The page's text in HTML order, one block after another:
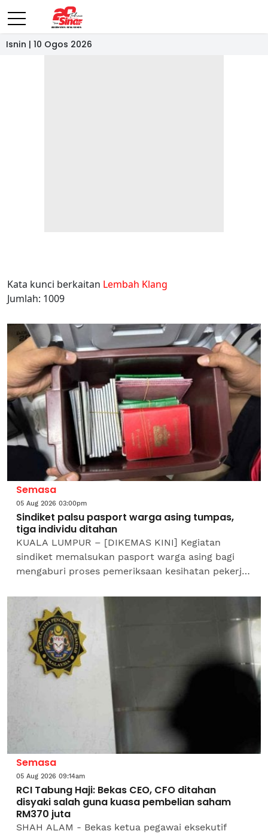
Isnin | 10 Ogos 2026
Kata kunci berkaitan Lembah Klang
Jumlah: 1009
Semasa
05 Aug 2026 03:00pm
Sindiket palsu pasport warga asing tumpas,
tiga individu ditahan
KUALA LUMPUR – [DIKEMAS KINI] Kegiatan
sindiket memalsukan pasport warga asing bagi
mengaburi proses pemeriksaan kesihatan pekerja
Malaysia (JIM) menahan...
Semasa
05 Aug 2026 09:14am
RCI Tabung Haji: Bekas CEO, CFO ditahan
disyaki salah guna kuasa pembelian saham
RM370 juta
SHAH ALAM - Bekas ketua pegawai eksekutif